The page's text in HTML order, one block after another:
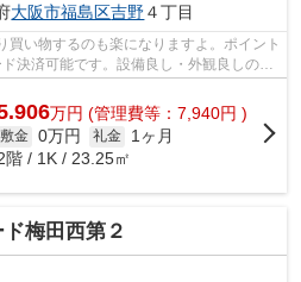
大阪市福島区吉野４丁目
買い物するのも楽になりますよ。ポイント
決済可能です。設備良し・外観良しのイ
と...
万円 (管理費等：7,940円 )
敷金 0万円 礼金
1ヶ月
階 / 1K / 23.25㎡
梅田西第２